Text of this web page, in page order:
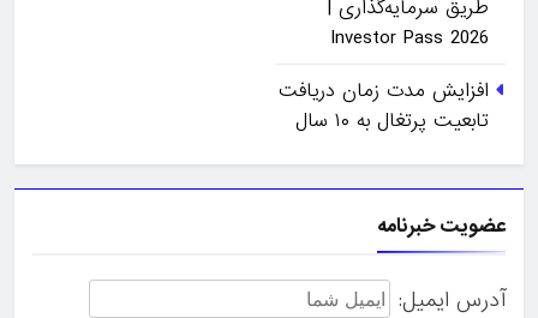
طریق سرمایه‌گذاری |
Investor Pass 2026
افزایش مدت زمان دریافت
تابعیت پرتغال به ۱۰ سال
عضویت خبرنامه
آدرس ایمیل: